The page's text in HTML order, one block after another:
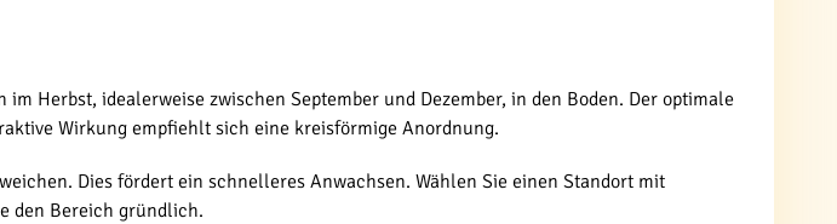
Herbst, idealerweise zwischen September und Dezember, in den Boden. Der optimale
Wirkung empfiehlt sich eine kreisförmige Anordnung.
Dies fördert ein schnelleres Anwachsen. Wählen Sie einen Standort mit
den Bereich gründlich.